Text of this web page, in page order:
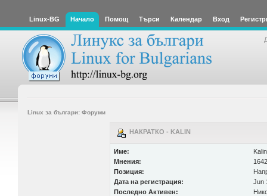
Linux-BG Начало Помощ Търси Календар Вход
Linux за българи: Форуми
НАКРАТКО - KALIN
Име:
Kalin
Мнения:
Позиция:
Дата на регистрация:
Jun
Последно Активен: